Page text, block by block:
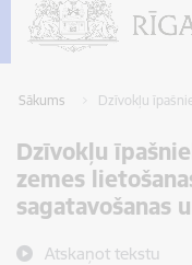
Sākums Dzīvokļu
Dzīvokļu
zemes
sagatavošanas
Atskaņot tekstu